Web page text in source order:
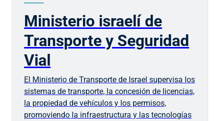
Ministerio israelí de
Transporte y Seguridad
Vial
El Ministerio de Transporte de Israel supervisa los
sistemas de transporte, la concesión de licencias,
la propiedad de vehículos y los permisos,
promoviendo la infraestructura y las tecnologías